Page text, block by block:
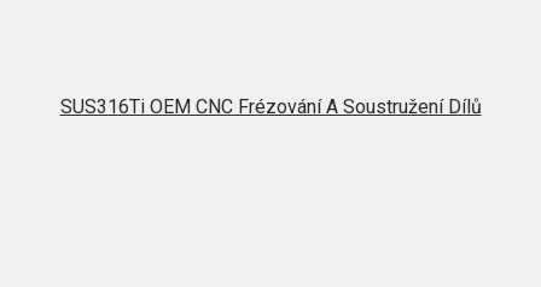
SUS316Ti OEM CNC Frézování A Soustružení Dílů